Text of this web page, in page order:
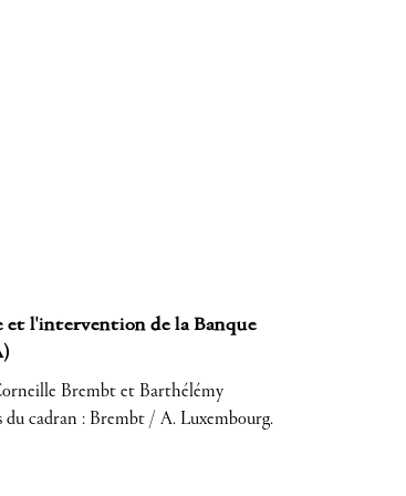
et l'intervention de la Banque
Brembt et Barthélémy
du cadran : Brembt / A. Luxembourg.